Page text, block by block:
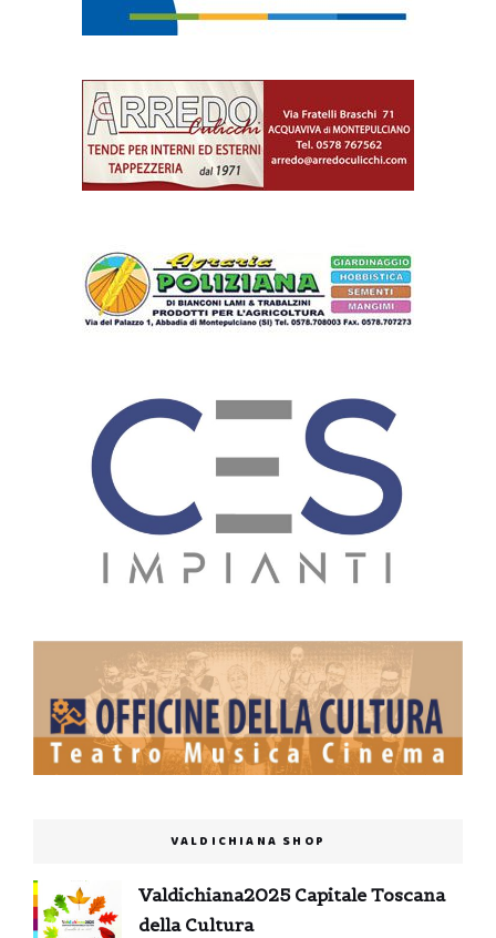
VALDICHIANA SHOP
Valdichiana2025 Capitale Toscana
della Cultura